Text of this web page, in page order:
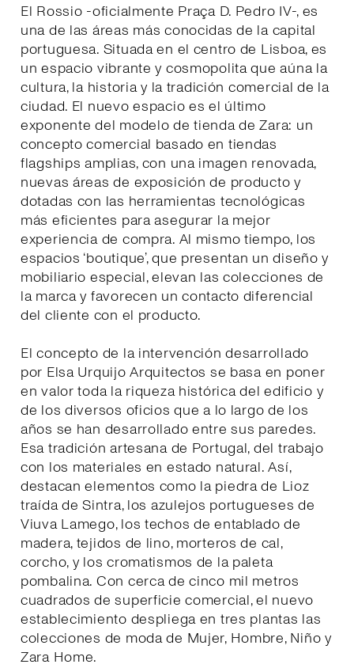
El Rossio -oficialmente Praça D. Pedro IV-, es
una de las áreas más conocidas de la capital
portuguesa. Situada en el centro de Lisboa, es
un espacio vibrante y cosmopolita que aúna la
cultura, la historia y la tradición comercial de la
ciudad. El nuevo espacio es el último
exponente del modelo de tienda de Zara: un
concepto comercial basado en tiendas
flagships amplias, con una imagen renovada,
nuevas áreas de exposición de producto y
dotadas con las herramientas tecnológicas
más eficientes para asegurar la mejor
experiencia de compra. Al mismo tiempo, los
espacios ‘boutique’, que presentan un diseño y
mobiliario especial, elevan las colecciones de
la marca y favorecen un contacto diferencial
del cliente con el producto.
El concepto de la intervención desarrollado
por Elsa Urquijo Arquitectos se basa en poner
en valor toda la riqueza histórica del edificio y
de los diversos oficios que a lo largo de los
años se han desarrollado entre sus paredes.
Esa tradición artesana de Portugal, del trabajo
con los materiales en estado natural. Así,
destacan elementos como la piedra de Lioz
traída de Sintra, los azulejos portugueses de
Viuva Lamego, los techos de entablado de
madera, tejidos de lino, morteros de cal,
corcho, y los cromatismos de la paleta
pombalina. Con cerca de cinco mil metros
cuadrados de superficie comercial, el nuevo
establecimiento despliega en tres plantas las
colecciones de moda de Mujer, Hombre, Niño y
Zara Home.